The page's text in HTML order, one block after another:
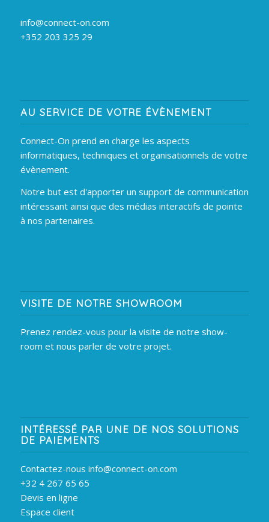
info@connect-on.com
+352 203 325 29
AU SERVICE DE VOTRE ÉVÈNEMENT
Connect-On prend en charge les aspects
informatiques, techniques et organisationnels de votre
évènement.
Notre but est d'apporter un support de communication
intéressant ainsi que des médias interactifs de pointe
à nos partenaires.
VISITE DE NOTRE SHOWROOM
Prenez rendez-vous pour la visite de notre show-
room et nous parler de votre projet.
INTÉRESSÉ PAR UNE DE NOS SOLUTIONS
DE PAIEMENTS
Contactez-nous info@connect-on.com
+32 4 267 65 65
Devis en ligne
Espace client